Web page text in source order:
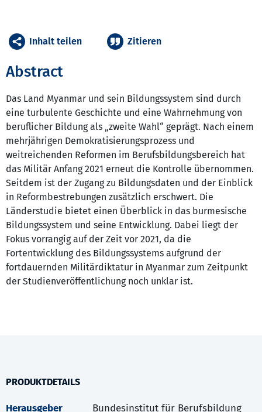
Abstract
Das Land Myanmar und sein Bildungssystem sind durch
eine turbulente Geschichte und eine Wahrnehmung von
beruflicher Bildung als „zweite Wahl“ geprägt. Nach einem
mehrjährigen Demokratisierungsprozess und
weitreichenden Reformen im Berufsbildungsbereich hat
das Militär Anfang 2021 erneut die Kontrolle übernommen.
Seitdem ist der Zugang zu Bildungsdaten und der Einblick
in Reformbestrebungen zusätzlich erschwert. Die
Länderstudie bietet einen Überblick in das burmesische
Bildungssystem und seine Entwicklung. Dabei liegt der
Fokus vorrangig auf der Zeit vor 2021, da die
Fortentwicklung des Bildungssystems aufgrund der
fortdauernden Militärdiktatur in Myanmar zum Zeitpunkt
der Studienveröffentlichung noch unklar ist.
Inhalt teilen Zitieren
PRODUKTDETAILS
Herausgeber Bundesinstitut für Berufsbildung